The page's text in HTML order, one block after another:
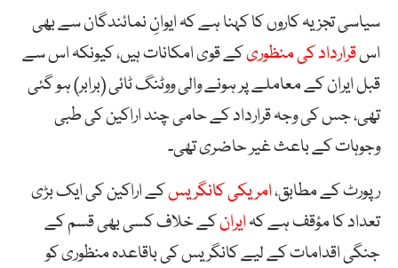
سیاسی تجزیہ کاروں کا کہنا ہے کہ ایوانِ نمائندگان سے بھی
اسقرارداد کی منظوریکے قوی امکانات ہیں، کیونکہ اس سے
قبل ایران کے معاملے پر ہونے والی ووٹنگ ٹائی (برابر) ہو گئی
تھی، جس کی وجہ قرارداد کے حامی چند اراکین کی طبی
وجوہات کے باعث غیر حاضری تھی۔
رپورٹ کے مطابق،امریکی کانگریسکے اراکین کی ایک بڑی
تعداد کا مؤقف ہے کہایرانکے خلاف کسی بھی قسم کے
جنگی اقدامات کے لیے کانگریس کی باقاعدہ منظوری کو